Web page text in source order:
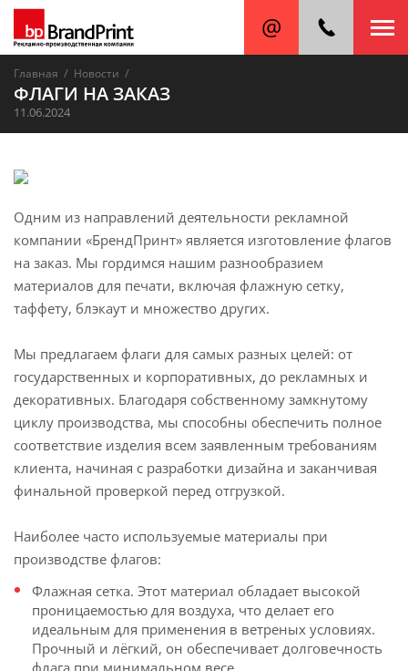
Главная / Новости /
ФЛАГИ НА ЗАКАЗ
11.06.2024
Одним из направлений деятельности рекламной
компании «БрендПринт» является изготовление флагов
на заказ. Мы гордимся нашим разнообразием
материалов для печати, включая флажную сетку,
таффету, блэкаут и множество других.
Мы предлагаем флаги для самых разных целей: от
государственных и корпоративных, до рекламных и
декоративных. Благодаря собственному замкнутому
циклу производства, мы способны обеспечить полное
соответствие изделия всем заявленным требованиям
клиента, начиная с разработки дизайна и заканчивая
финальной проверкой перед отгрузкой.
Наиболее часто используемые материалы при
производстве флагов:
Флажная сетка. Этот материал обладает высокой
проницаемостью для воздуха, что делает его
идеальным для применения в ветреных условиях.
Прочный и лёгкий, он обеспечивает долговечность
флага при минимальном весе.